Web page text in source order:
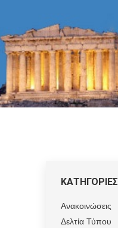
ΚΑΤΗΓΟΡΙΕΣ
Ανακοινώσεις
Δελτία Τύπου